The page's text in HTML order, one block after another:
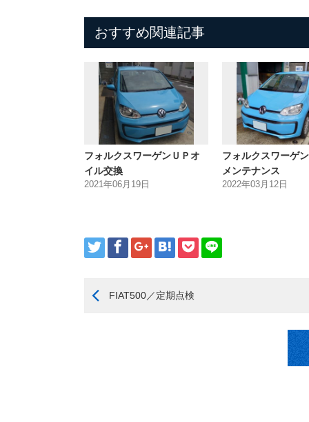
おすすめ関連記事
フォルクスワーゲンＵＰオ
イル交換
2021年06月19日
フォルクスワーゲ
メンテナンス
2022年03月12日
FIAT500／定期点検